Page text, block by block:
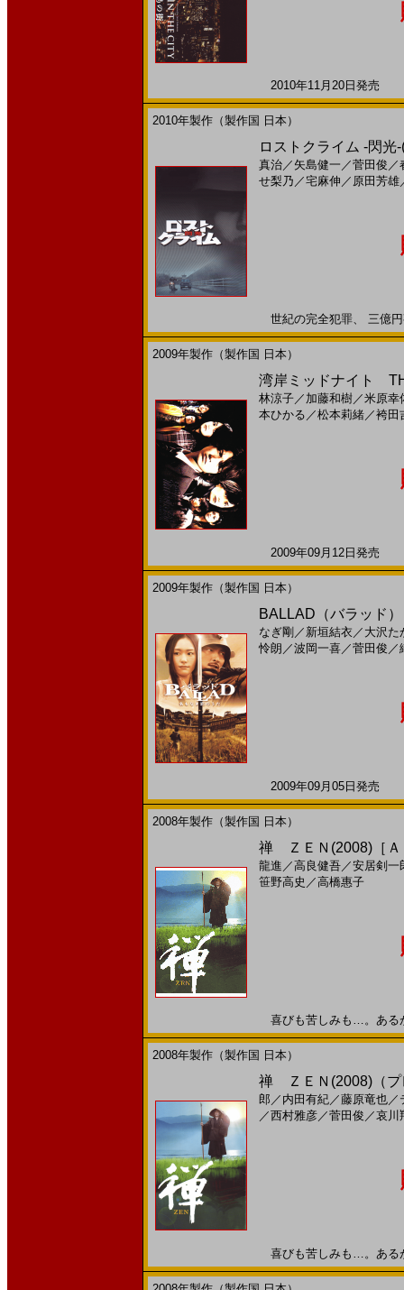
2010年11月20日発売
2010年製作（製作国 日本）
ロストクライム -閃光
真治／ 矢島健一 ／菅田俊 ／
せ梨乃 ／宅麻伸 ／ 原田芳雄
世紀の完全犯罪、 三億
2009年製作（製作国 日本）
湾岸ミッドナイト
林涼子／ 加藤和樹／米原幸
本ひかる ／松本莉緒／袴田
2009年09月12日発売
2009年製作（製作国 日本）
BALLAD（バラッド
なぎ剛 ／ 新垣結衣 ／ 大沢た
怜朗 ／波岡一喜／菅田俊 ／
2009年09月05日発売
2008年製作（製作国 日本）
禅 ＺＥＮ(2008)［Ａ
龍進 ／高良健吾／安居剣一
笹野高史 ／高橋惠子
喜びも苦しみも…。ある
2008年製作（製作国 日本）
禅 ＺＥＮ(2008)（プ
郎 ／ 内田有紀／藤原竜也／
／西村雅彦／菅田俊 ／哀川
喜びも苦しみも…。ある